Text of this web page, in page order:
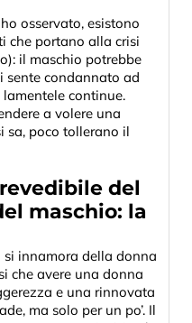
osservato, esistono
che portano alla crisi
il maschio potrebbe
sente condannato ad
continue.
a volere una
sa, poco tollerano il
del
maschio: la
si innamora della donna
che avere una donna
e una rinnovata
ma solo per un po’. Il